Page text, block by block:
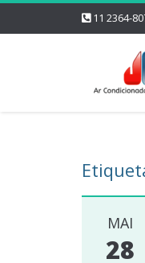
11 2364-
MAI
28